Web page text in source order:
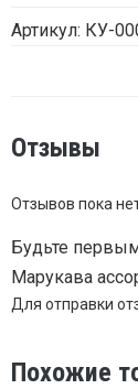
Артикул: КУ-
Отзывы
Отзывов пока
Будьте
Марукава
Для отправки
Похожие